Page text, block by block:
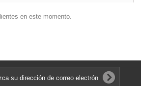
en este momento.